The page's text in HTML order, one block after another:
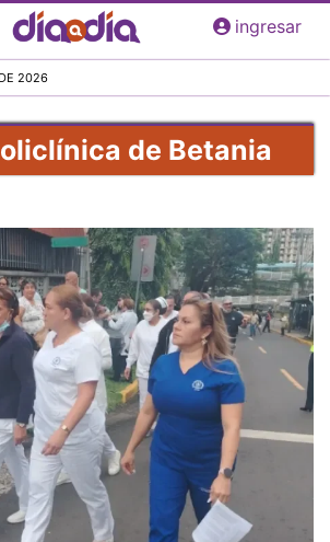
Pasar
al
principal
ingresar
2026
de Betania